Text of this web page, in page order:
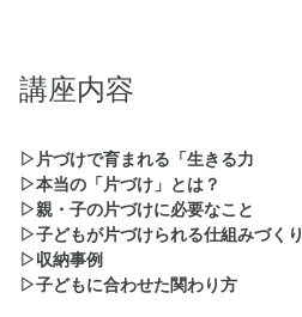
講座内容
▷片づけで育まれる「生きる力
▷本当の「片づけ」とは？
▷親・子の片づけに必要なこと
▷子どもが片づけられる仕組みづくり
▷収納事例
▷子どもに合わせた関わり方